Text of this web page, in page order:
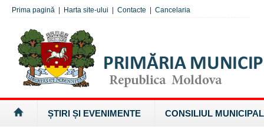
Prima pagină Harta site-ului Contacte Cancelaria
ȘTIRI ȘI EVENIMENTE CONSILIUL MUNICIPAL